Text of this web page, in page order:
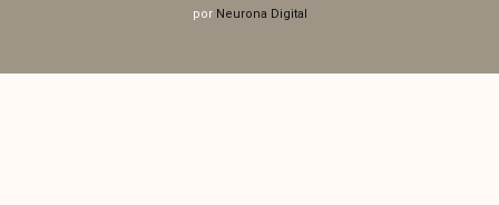
por Neurona Digital